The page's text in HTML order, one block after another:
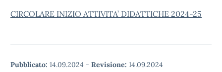
CIRCOLARE INIZIO ATTIVITA’ DIDATTICHE 2024-25
Pubblicato: 14.09.2024 - Revisione: 14.09.2024